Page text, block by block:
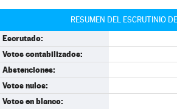
RESUMEN DEL ESCRUTINIO
Escrutado:
Votos contabilizados:
Abstenciones:
Votos nulos:
Votos en blanco: